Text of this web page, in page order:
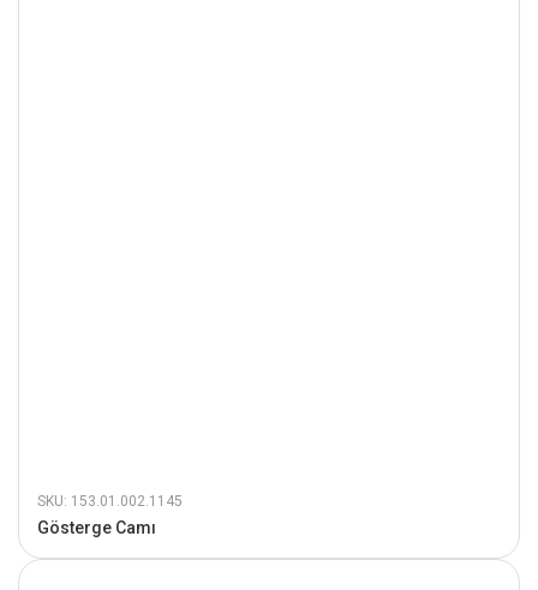
SKU: 153.01.002.1145
Gösterge Camı